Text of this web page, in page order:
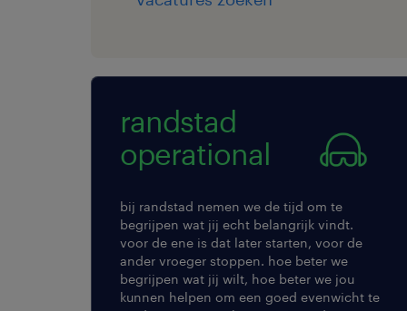
randstad
operational
bij randstad nemen we de tijd om te
begrijpen wat jij echt belangrijk vindt.
voor de ene is dat later starten, voor de
ander vroeger stoppen. hoe beter we
begrijpen wat jij wilt, hoe beter we jou
kunnen helpen om een goed evenwicht te